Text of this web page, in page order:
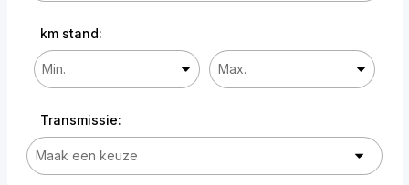
km stand:
Transmissie: